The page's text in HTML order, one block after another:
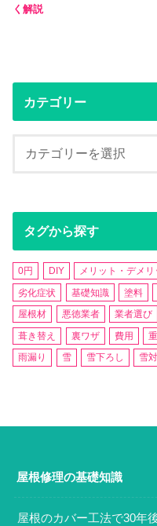
く解説
カテゴリー
タグから探す
0円 DIY メリット・デメリ
劣化症状
基礎知識 塗料
屋根材
悪徳業者 業者選び
葺き替え
裏ワザ 費用
雨漏り
雪 雪下ろし 雪
屋根修理の基礎知識
屋根のカバー工法で30年